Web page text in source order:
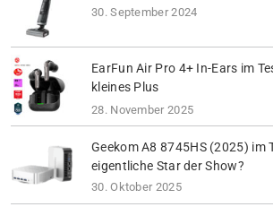
30. September 2024
EarFun Air Pro 4+ In-Ears im
kleines Plus
28. November 2025
Geekom A8 8745HS (2025) im
eigentliche Star der Show?
30. Oktober 2025